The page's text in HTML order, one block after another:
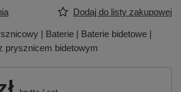
Dodaj do listy zakupowej
| Baterie | Baterie bidetowe |
prysznicem bidetowym